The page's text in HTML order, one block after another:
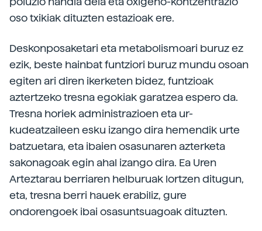
oso txikiak dituzten estazioak ere.
Deskonposaketari eta metabolismoari buruz ez
ezik, beste hainbat funtziori buruz mundu osoan
egiten ari diren ikerketen bidez, funtzioak
aztertzeko tresna egokiak garatzea espero da.
Tresna horiek administrazioen eta ur-
kudeatzaileen esku izango dira hemendik urte
batzuetara, eta ibaien osasunaren azterketa
sakonagoak egin ahal izango dira. Ea Uren
Arteztarau berriaren helburuak lortzen ditugun,
eta, tresna berri hauek erabiliz, gure
ondorengoek ibai osasuntsuagoak dituzten.